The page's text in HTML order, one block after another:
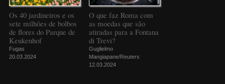
Os 40 jardineiros e os
sete milhões de bolbos
de flores do Parque de
Keukenhof
Fugas
20.03.2024
O que faz Roma com
as moedas que são
atiradas para a Fontana
di Trevi?
Guglielmo
Mangiapane/Reuters
12.03.2024